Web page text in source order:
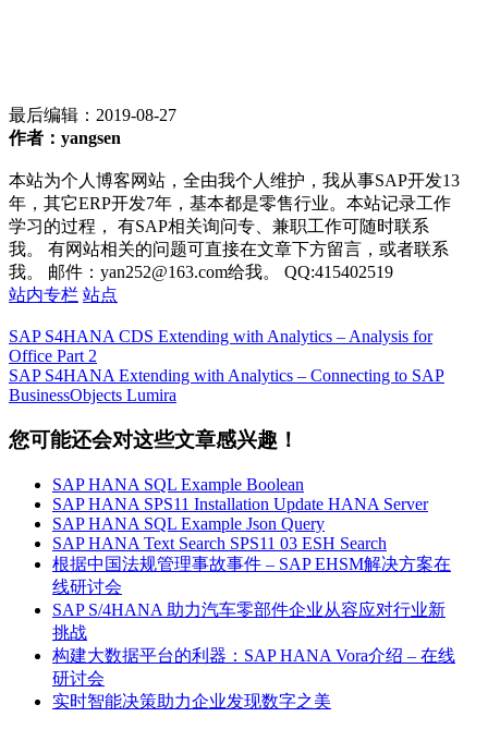
最后编辑： 2019-08-27
作者：yangsen
本站为个人博客网站，全由我个人维护，我从事SAP开发13
年，其它ERP开发7年，基本都是零售行业。本站记录工作
学习的过程， 有SAP相关询问专、兼职工作可随时联系
我。 有网站相关的问题可直接在文章下方留言，或者联系
我。 邮件：yan252@163.com给我。 QQ:415402519
站内专栏 站点
SAP S4HANA CDS Extending with Analytics – Analysis for
Office Part 2
SAP S4HANA Extending with Analytics – Connecting to SAP
BusinessObjects Lumira
您可能还会对这些文章感兴趣！
SAP HANA SQL Example Boolean
SAP HANA SPS11 Installation Update HANA Server
SAP HANA SQL Example Json Query
SAP HANA Text Search SPS11 03 ESH Search
根据中国法规管理事故事件 – SAP EHSM解决方案在
线研讨会
SAP S/4HANA 助力汽车零部件企业从容应对行业新
挑战
构建大数据平台的利器：SAP HANA Vora介绍 – 在线
研讨会
实时智能决策助力企业发现数字之美